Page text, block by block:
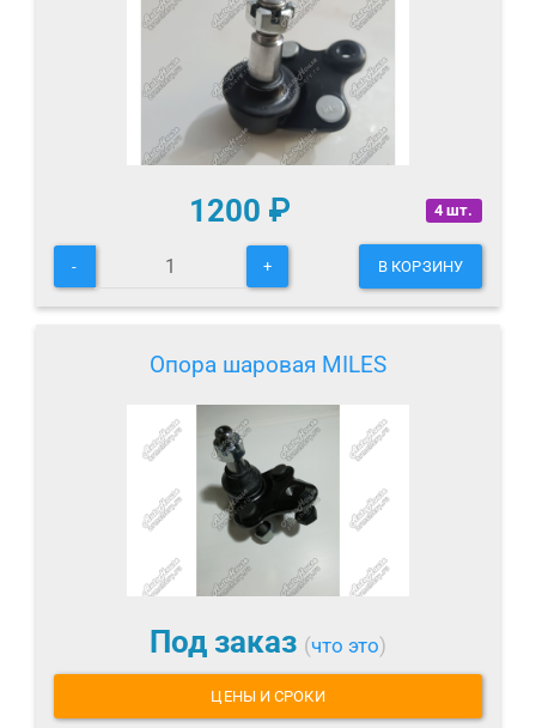
4 шт.
1200 ₽
- + В КОРЗИНУ
Опора шаровая MILES
Под заказ (что это)
ЦЕНЫ И СРОКИ